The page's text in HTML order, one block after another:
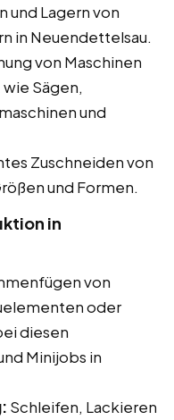
und Lagern von
in Neuendettelsau.
von Maschinen
Sägen,
und
Zuschneiden von
und Formen.
in
von
oder
diesen
Minijobs in
Schleifen, Lackieren